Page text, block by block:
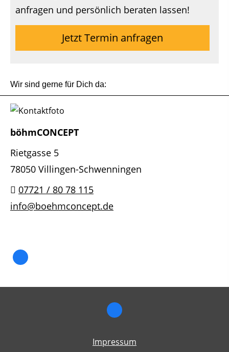
anfragen und persönlich beraten lassen!
Jetzt Termin anfragen
Wir sind gerne für Dich da:
böhmCONCEPT
Rietgasse 5
78050 Villingen-Schwenningen
07721 / 80 78 115
info@boehmconcept.de
Impressum